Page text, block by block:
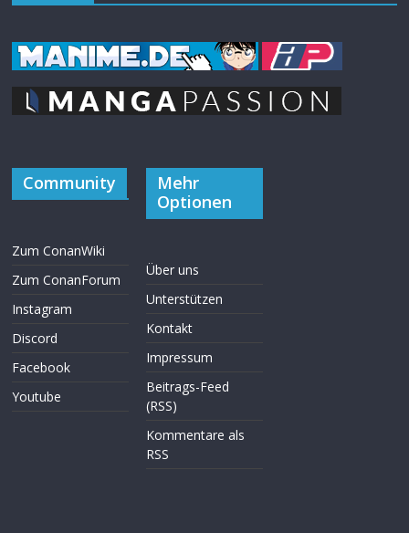
Community
Zum ConanWiki
Zum ConanForum
Instagram
Discord
Facebook
Youtube
Mehr
Optionen
Über uns
Unterstützen
Kontakt
Impressum
Beitrags-Feed
(RSS)
Kommentare als
RSS